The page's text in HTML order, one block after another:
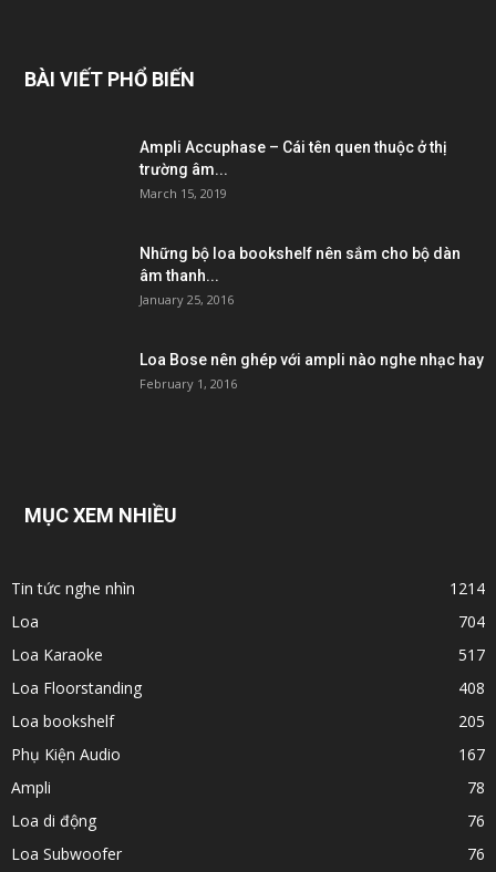
BÀI VIẾT PHỔ BIẾN
Ampli Accuphase – Cái tên quen thuộc ở thị
trường âm...
March 15, 2019
Những bộ loa bookshelf nên sắm cho bộ dàn
âm thanh...
January 25, 2016
Loa Bose nên ghép với ampli nào nghe nhạc hay
February 1, 2016
MỤC XEM NHIỀU
Tin tức nghe nhìn
1214
Loa
704
Loa Karaoke
517
Loa Floorstanding
408
Loa bookshelf
205
Phụ Kiện Audio
167
Ampli
78
Loa di động
76
Loa Subwoofer
76